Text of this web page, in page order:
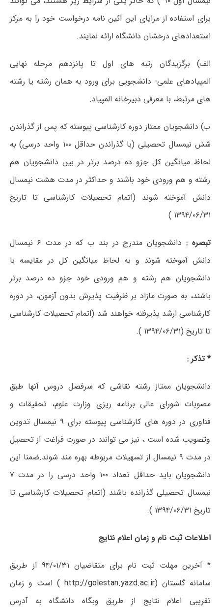
برای استفاده از مزایای این آئین نامه درخواست خود را به مرکز
استعدادهای درخشان دانشگاه ارائه نمایند.
الف) برگزیدگان رتبه های اول تا پانزدهم مرحله نهایی
المپیادهای علمی- دانشجویی برای ورود به همان رشته یا رشته
های مرتبط، با معرفی دبیرخانه المپیاد.
ب) دانشجویان ممتاز دوره کارشناسی پیوسته که پس از گذراندن
شش نیمسال تحصیلی (با گذراندن حداقل ۱۰۰ واحد درسی) به
لحاظ میانگین کل جزو ده درصد برتر در بین دانشجویان هم
رشته و هم ورودی خود باشند و حداکثر در مدت هشت نیمسال
دانش آموخته شوند (اتمام تحصیلات کارشناسی تا تاریخ
۱۳۹۴/۰۶/۳۱ )
تبصره :
دانشجویان مندرج در بند ب که در مدت ۶ نیمسال
دانش آموخته شوند و به لحاظ میانگین کل در مقایسه با
دانشجویان هم رشته و هم ورودی خود جزو ده درصد برتر
باشند، به صورت مازاد بر ظرفیت پذیرش بدون آزمون، در دوره
کارشناسی ارشد پذیرفته خواهند شد (اتمام تحصیلات کارشناسی
تا تاریخ (۱۳۹۴/۰۶/۳۱ ).
* تذکر :
دانشجویان ممتاز رشته نقاشی که سرفصل دروس آنها طبق
مصوبات شورای عالی برنامه ریزی وزارت علوم، تحقیقات و
فناوری در دوره های کارشناسی پیوسته برای ۹ نیمسال تدوین
وتصویب شده است ، نیز می توانند در صورت فراغت از تحصیل
در مدت ۹ نیمسال از تسهیلات مربوطه بهره مند شوند.ضمنا این
دانشجویان باید حداقل تعداد ۱۰۰ واحد درسی را در مدت ۷
نیمسال تحصیلی گذرانده باشند (اتمام تحصیلات کارشناسی تا
تاریخ ۱۳۹۴/۰۶/۳۱ ).
اطلاعات ثبت نام و زمان اعلام نتایج
* آخرین مهلت ثبت نام برای متقاضیان ۹۴/۰۱/۳۱ از طریق
سامانه گلستان (http://golestan.yazd.ac.ir ) است و زمان
تقریبی اعلام نتایج از طریق وبگاه دانشگاه به آدرس